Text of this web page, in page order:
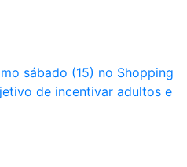
sábado (15) no Shopping
de incentivar adultos e